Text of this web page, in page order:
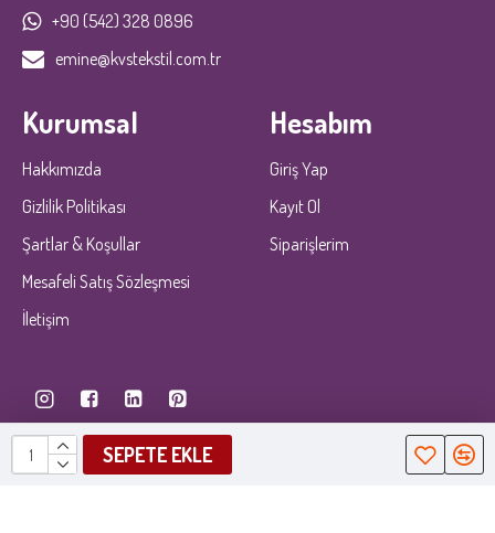
SEPETE EKLE
+90 (542) 328 0896
emine@kvstekstil.com.tr
Kurumsal
Hakkımızda
Gizlilik Politikası
Şartlar & Koşullar
Mesafeli Satış Sözleşmesi
İletişim
Hesabım
Giriş Yap
Kayıt Ol
Siparişlerim
KobiDirektE-ticaret